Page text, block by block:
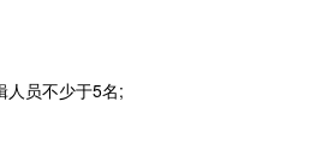
人员不少于5名;